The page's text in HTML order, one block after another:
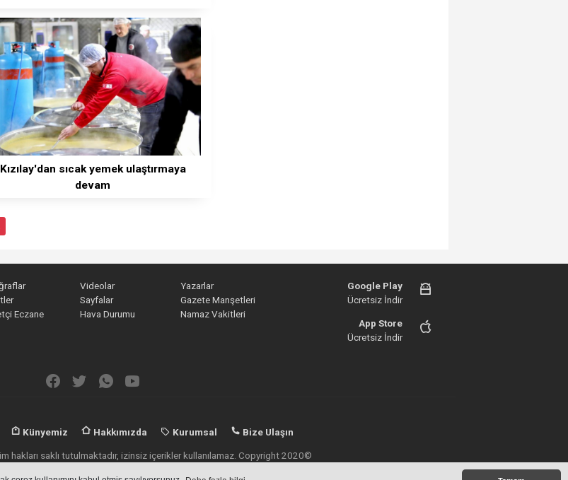
Kızılay'dan sıcak yemek ulaştırmaya
devam
Videolar
Yazarlar
Sayfalar
Gazete Manşetleri
Eczane
Hava Durumu Namaz Vakitleri
Google Play
Ücretsiz İndir
App Store
Ücretsiz İndir
Künyemiz Hakkımızda Kurumsal Bize Ulaşın
hakları saklı tutulmaktadır, izinsiz içerikler kullanılamaz. Copyright 2020©